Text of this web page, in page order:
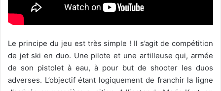
Le principe du jeu est très simple ! Il s’agit de compétition
de jet ski en duo. Une pilote et une artilleuse qui, armée
de son pistolet à eau, à pour but de shooter les duos
adverses. L’objectif étant logiquement de franchir la ligne